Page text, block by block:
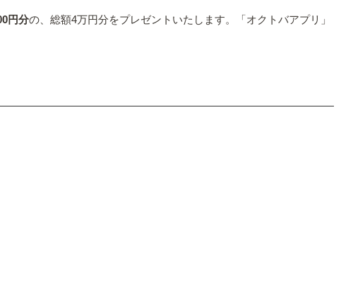
円分の、総額4万円分をプレゼントいたします。「オクトバアプリ」